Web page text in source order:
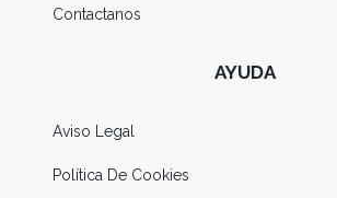
Contactanos
AYUDA
Aviso Legal
Política De Cookies